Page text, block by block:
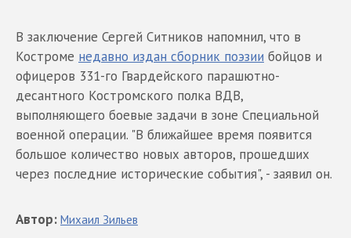
В заключение Сергей Ситников напомнил, что в
Костроме недавно издан сборник поэзии бойцов и
офицеров 331-го Гвардейского парашютно-
десантного Костромского полка ВДВ,
выполняющего боевые задачи в зоне Специальной
военной операции. "В ближайшее время появится
большое количество новых авторов, прошедших
через последние исторические события", - заявил он.
Автор: Михаил Зильев